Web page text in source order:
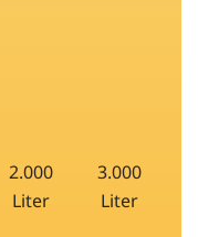
2.000
Liter
3.000
Liter